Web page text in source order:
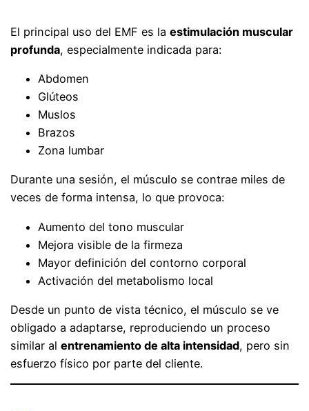
El principal uso del EMF es laestimulación muscular
profunda, especialmente indicada para:
Abdomen
Glúteos
Muslos
Brazos
Zona lumbar
Durante una sesión, el músculo se contrae miles de
veces de forma intensa, lo que provoca:
Aumento del tono muscular
Mejora visible de la firmeza
Mayor definición del contorno corporal
Activación del metabolismo local
Desde un punto de vista técnico, el músculo se ve
obligado a adaptarse, reproduciendo un proceso
similar alentrenamiento de alta intensidad, pero sin
esfuerzo físico por parte del cliente.